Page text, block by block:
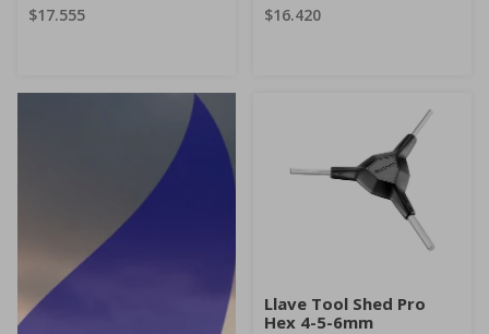
$17.555 $16.420
Llave Tool Shed Pro
Hex 4-5-6mm